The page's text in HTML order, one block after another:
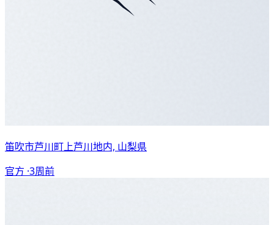
笛吹市芦川町上芦川地内, 山梨県
官方 ·3周前